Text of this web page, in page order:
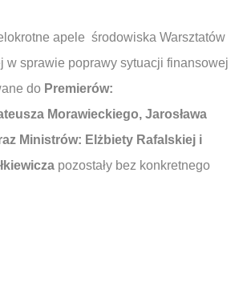
apele środowiska Warsztatów
w sprawie poprawy sytuacji finansowej
do Premierów:
Morawieckiego, Jarosława
Ministrów: Elżbiety Rafalskiej i
pozostały bez konkretnego